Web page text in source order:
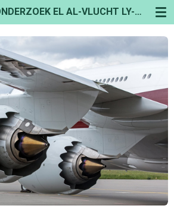
VEILIGHEIDSONDERZOEK EL AL-VLUCHT LY-1862